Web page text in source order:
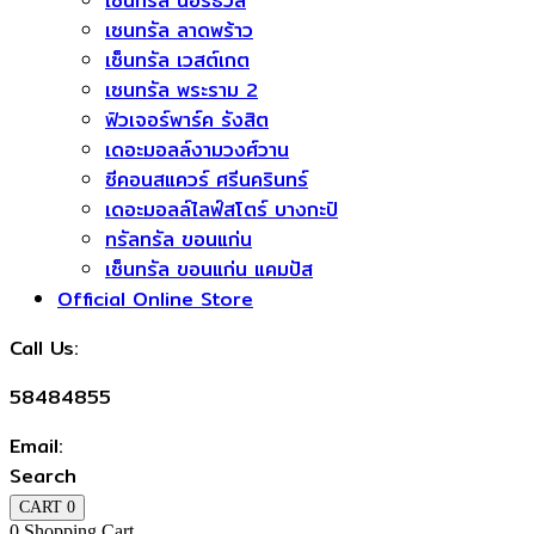
เซนทรัล ลาดพร้าว
เซ็นทรัล เวสต์เกต
เซนทรัล พระราม 2
ฟิวเจอร์พาร์ค รังสิต
เดอะมอลล์งามวงศ์วาน
ซีคอนสแควร์​ ศรีนครินทร์
เดอะมอลล์ไลฟ์สโตร์ บางกะปิ
ทรัลทรัล ขอนแก่น
เซ็นทรัล ขอนแก่น แคมปัส
Official Online Store
Call Us:
58484855
Email:
Search
CART 0